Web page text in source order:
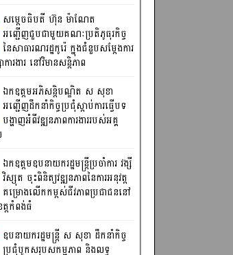
សម្តេចធិបតី ហ៊ុន ម៉ាណែត
អញ្ជើញជួបជាមួយគណៈប្រតិភូធុរកិច្ច
នៃសាធារណរដ្ឋកូរ៉េ ក្នុងជំនួបសម្តែងការ
រងារ នៅវិមានសន្តិភាព
ឯកឧត្តមអភិសន្តិបណ្ឌិត ស សុខា
អញ្ជើញដឹកនាំកិច្ចប្រជុំស្តាប់ការធ្វើបទ
បង្ហាញអំពីវឌ្ឍនភាពការងាររបស់អគ្គ
ឯកឧត្តមឧបនាយករដ្ឋមន្រ្តីប្រចាំការ វង្សី
វិស្សុត ចុះពិនិត្យវឌ្ឍនភាពនៃការអនុវត្ត
គម្រោងលើកកម្ពស់ជីវភាពប្រជាជននៅ
តកំពង់ធំ
ឧបនាយករដ្ឋមន្ត្រី ស សុខា ដឹកនាំកិច្ច
ប្រជុំបូកសរុបសកម្មភាព និងលទ្ធ